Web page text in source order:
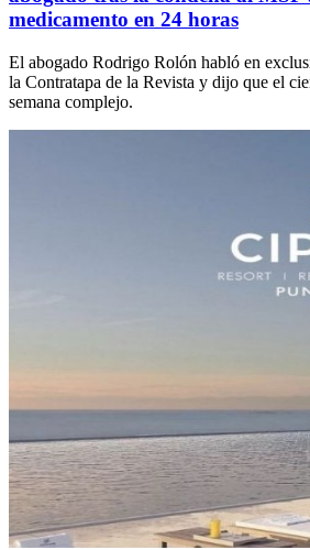
medicamento en 24 horas
El abogado Rodrigo Rolón habló en
la Contratapa de la Revista y dijo que el
semana complejo.